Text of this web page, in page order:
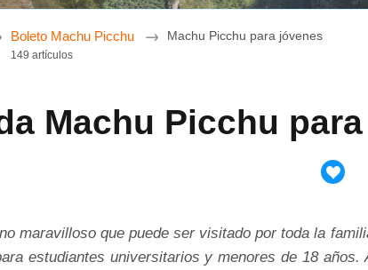
Boleto Machu Picchu
149 artículos
Machu Picchu para jóvenes
Machu Picchu
maravilloso que puede ser visitado por toda la
estudiantes universitarios y menores de 18